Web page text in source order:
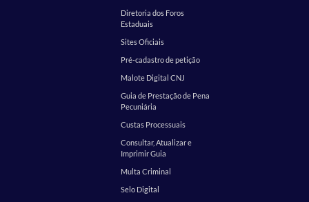
Diretoria dos Foros
Estaduais
Sites Oficiais
Pré-cadastro de petição
Malote Digital CNJ
Guia de Prestação de Pena
Pecuniária
Custas Processuais
Consultar, Atualizar e
Imprimir Guia
Multa Criminal
Selo Digital